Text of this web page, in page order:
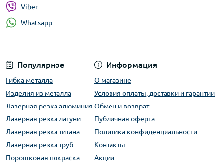
Популярное
Гибка металла
Изделия из металла
Лазерная резка алюминия
Лазерная резка латуни
Лазерная резка титана
Лазерная резка труб
Порошковая покраска
Информация
О магазине
Условия оплаты, доставки и гарантии
Обмен и возврат
Публичная оферта
Политика конфиденциальности
Контакты
Акции
Viber
Whatsapp